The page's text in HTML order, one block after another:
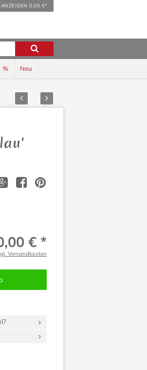
0,00 €*
% Neu
Zurück Vor
€ *
Versandkosten